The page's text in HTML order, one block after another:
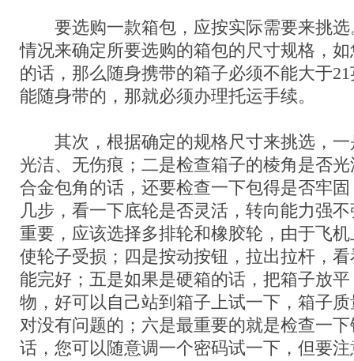
要选购一款箱包，应按实际需要来挑选
情况来确定所要选购的箱包的尺寸规格，
的话，那么随身携带的箱子必须不能大于
能随身带的，那就必须办理托运手续。
其次，根据确定的规格尺寸来挑选，一
光洁、无伤痕；二是检查箱子的棱角是否
合金包角的话，还要检查一下包得是否牢
几步，看一下底轮是否灵活，转向能力强
重要，应该选择多排轮和橡胶轮，由于飞
使轮子受损；四是按动按钮，拉出拉杆，
能完好；五是如果是硬箱的话，把箱子放
物，好可以自己站到箱子上试一下，箱子
对没有问题的；六是最重要的就是检查一
话，您可以随意调一个密码试一下，但要